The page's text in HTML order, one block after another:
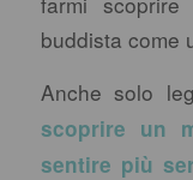
buddista come
Anche solo
scoprire un
sentire più